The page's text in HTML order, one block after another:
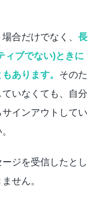
合だけでなく、 長
ィブでない)ときに
あります。 そのた
いなくても、自分
インアウトしてい
ジを受信したとし
せん。